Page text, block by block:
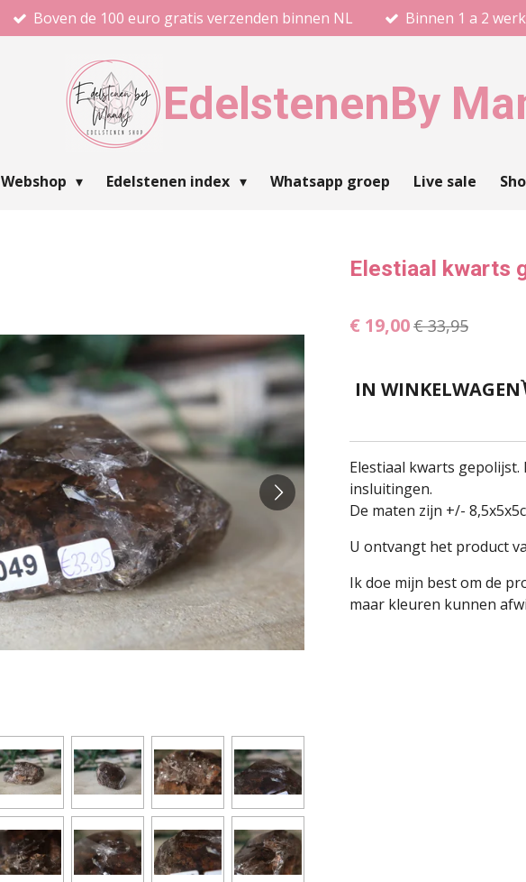
Boven de 100 euro gratis verzenden binnen NL Binnen 1 a 2
EdelstenenBy
Webshop Edelstenen index Whatsapp groep Live sale
Elestiaal kwarts
€ 19,00€ 33,95
IN WINKELWAGEN
Elestiaal kwarts
insluitingen.
De maten zijn +/-
U ontvangt het product
Ik doe mijn best om de
maar kleuren kunnen